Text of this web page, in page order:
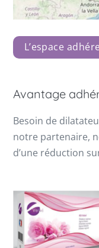
L’espace
Avantage
Besoin de
notre partenaire,
d’une réduction